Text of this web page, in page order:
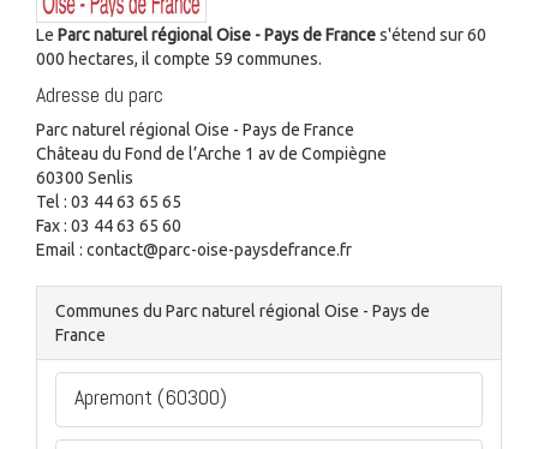
Le Parc naturel régional Oise - Pays de Frances'étend sur 60
000 hectares, il compte 59 communes.
Adresse du parc
Parc naturel régional Oise - Pays de France
Château du Fond de l’Arche 1 av de Compiègne
60300 Senlis
Tel : 03 44 63 65 65
Fax : 03 44 63 65 60
Email : contact@parc-oise-paysdefrance.fr
Communes du Parc naturel régional Oise - Pays de
France
Apremont (60300)